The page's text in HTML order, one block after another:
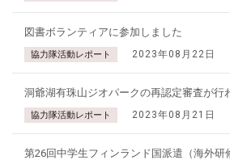
図書ボランティアに参加しました
協力隊活動レポート 2023年08月22日
洞爺湖有珠山ジオパークの再認定審査が行
協力隊活動レポート 2023年08月21日
第26回中学生フィンランド国派遣（海外研